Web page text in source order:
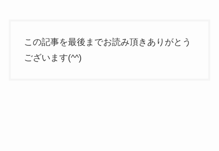
この記事を最後までお読み頂きありがとう
ございます(^^)